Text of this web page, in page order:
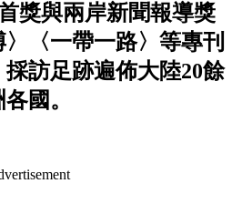
獎與兩岸新聞報導獎
〈一帶一路〉等專刊
訪足跡遍佈大陸20餘
國。